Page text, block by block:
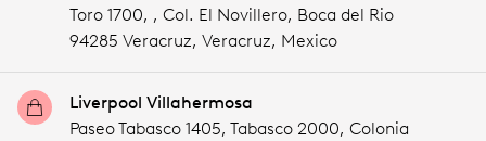
Toro 1700, , Col. El Novillero, Boca del Rio
94285 Veracruz, Veracruz, Mexico
Liverpool Villahermosa
Paseo Tabasco 1405, Tabasco 2000, Colonia